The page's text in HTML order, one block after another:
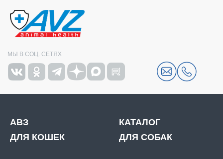
МЫ В СОЦ. СЕТЯХ
АВЗ
КАТАЛОГ
ДЛЯ КОШЕК
ДЛЯ СОБАК